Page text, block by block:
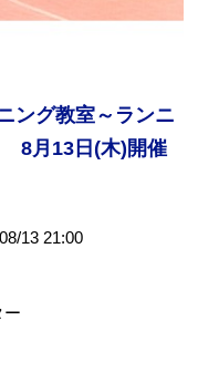
ング教室～ランニ
8月13日(木)開催
13 21:00
ー